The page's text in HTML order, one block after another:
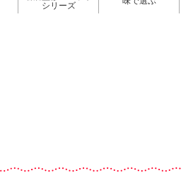
シリーズ